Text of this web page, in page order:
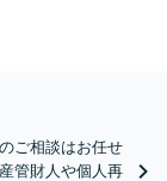
ご相談はお任せ
管財人や個人再